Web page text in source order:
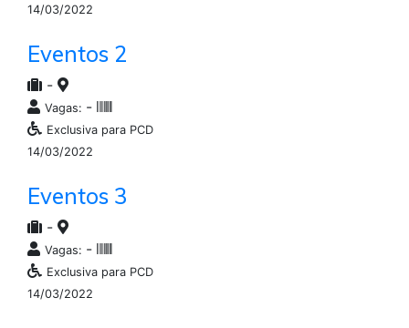
14/03/2022
Eventos 2
-
Vagas: -
Exclusiva para PCD
14/03/2022
Eventos 3
-
Vagas: -
Exclusiva para PCD
14/03/2022